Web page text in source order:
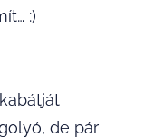
:)
de pár